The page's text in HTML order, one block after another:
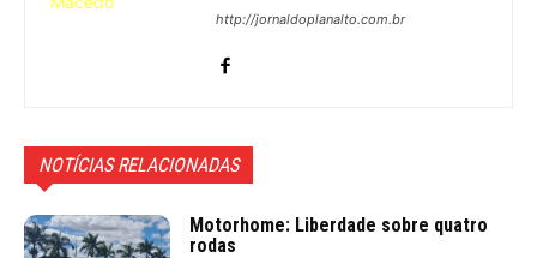
http://jornaldoplanalto.com.br
NOTÍCIAS RELACIONADAS
Motorhome: Liberdade sobre quatro
rodas